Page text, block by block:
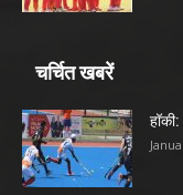
चर्चित खबरें